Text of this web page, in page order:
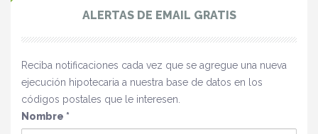
ALERTAS DE EMAIL GRATIS
Reciba notificaciones cada vez que se agregue una nueva
ejecución hipotecaria a nuestra base de datos en los
códigos postales que le interesen.
Nombre *